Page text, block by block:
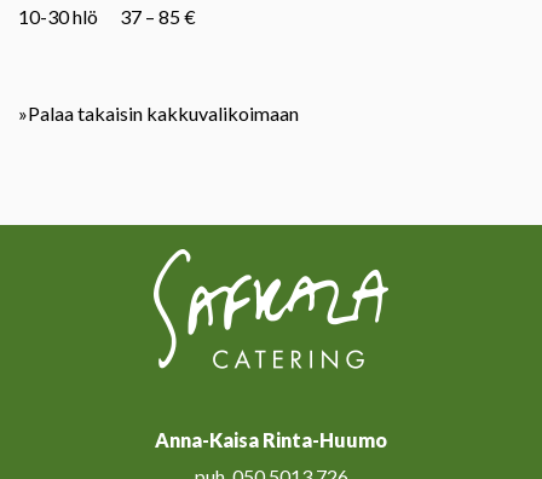
10-30 hlö 37 – 85 €
»Palaa takaisin kakkuvalikoimaan
Anna-Kaisa Rinta-Huumo